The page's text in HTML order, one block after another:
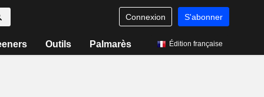
Connexion S'abonner
Outils Palmarès Édition française